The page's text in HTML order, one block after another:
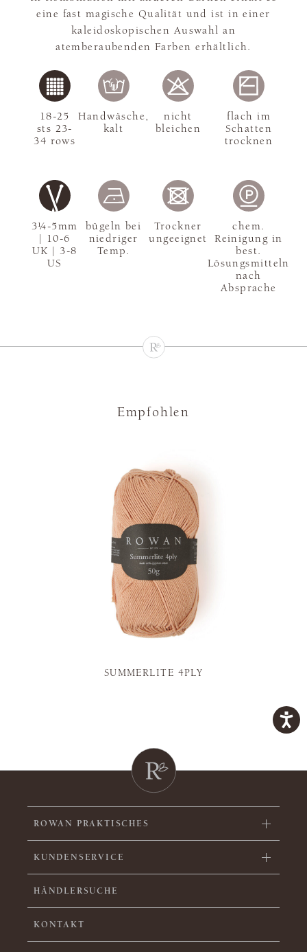
eine fast magische Qualität und ist in einer
kaleidoskopischen Auswahl an
atemberaubenden Farben erhältlich.
3¼-5mm
| 10-6
UK | 3-8
US
18-25
sts 23-
34 rows
Handwäsche,
kalt
nicht
bleichen
flach im
Schatten
trocknen
bügeln bei
niedriger
Temp.
Trockner
ungeeignet
chem.
Reinigung in
best.
Lösungsmitteln
nach
Absprache
Empfohlen
SUMMERLITE 4PLY
ROWAN PRAKTISCHES
KUNDENSERVICE
HÄNDLERSUCHE
KONTAKT